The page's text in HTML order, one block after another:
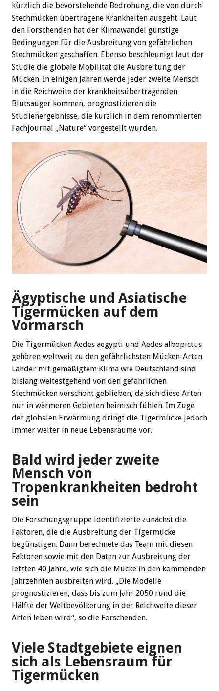
kürzlich die bevorstehende Bedrohung, die von durch
Stechmücken übertragene Krankheiten ausgeht. Laut
den Forschenden hat der Klimawandel günstige
Bedingungen für die Ausbreitung von gefährlichen
Stechmücken geschaffen. Ebenso beschleunigt laut der
Studie die globale Mobilität die Ausbreitung der
Mücken. In einigen Jahren werde jeder zweite Mensch
in die Reichweite der krankheitsübertragenden
Blutsauger kommen, prognostizieren die
Studienergebnisse, die kürzlich in dem renommierten
Fachjournal „Nature“ vorgestellt wurden.
Ägyptische und Asiatische
Tigermücken auf dem
Vormarsch
Die Tigermücken Aedes aegypti und Aedes albopictus
gehören weltweit zu den gefährlichsten Mücken-Arten.
Länder mit gemäßigtem Klima wie Deutschland sind
bislang weitestgehend von den gefährlichen
Stechmücken verschont geblieben, da sich diese Arten
nur in wärmeren Gebieten heimisch fühlen. Im Zuge
der globalen Erwärmung dringt die Tigermücke jedoch
immer weiter in neue Lebensräume vor.
Bald wird jeder zweite
Mensch von
Tropenkrankheiten bedroht
sein
Die Forschungsgruppe identifizierte zunächst die
Faktoren, die die Ausbreitung der Tigermücke
begünstigen. Dann berechnete das Team mit diesen
Faktoren sowie mit den Daten zur Ausbreitung der
letzten 40 Jahre, wie sich die Mücke in den kommenden
Jahrzehnten ausbreiten wird. „Die Modelle
prognostizieren, dass bis zum Jahr 2050 rund die
Hälfte der Weltbevölkerung in der Reichweite dieser
Arten leben wird“, so die Forschenden.
Viele Stadtgebiete eignen
sich als Lebensraum für
Tigermücken